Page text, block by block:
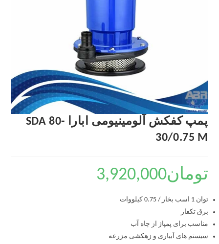
پمپ کفکش آلومینیومی ابارا SDA 80-
30/0.75 M
تومان3,920,000
توان 1 اسب بخار / 0.75 کیلووات
برق تکفاز
مناسب برای پمپاژ از چاه آب
سیستم های آبیاری و زهکشی مزرعه